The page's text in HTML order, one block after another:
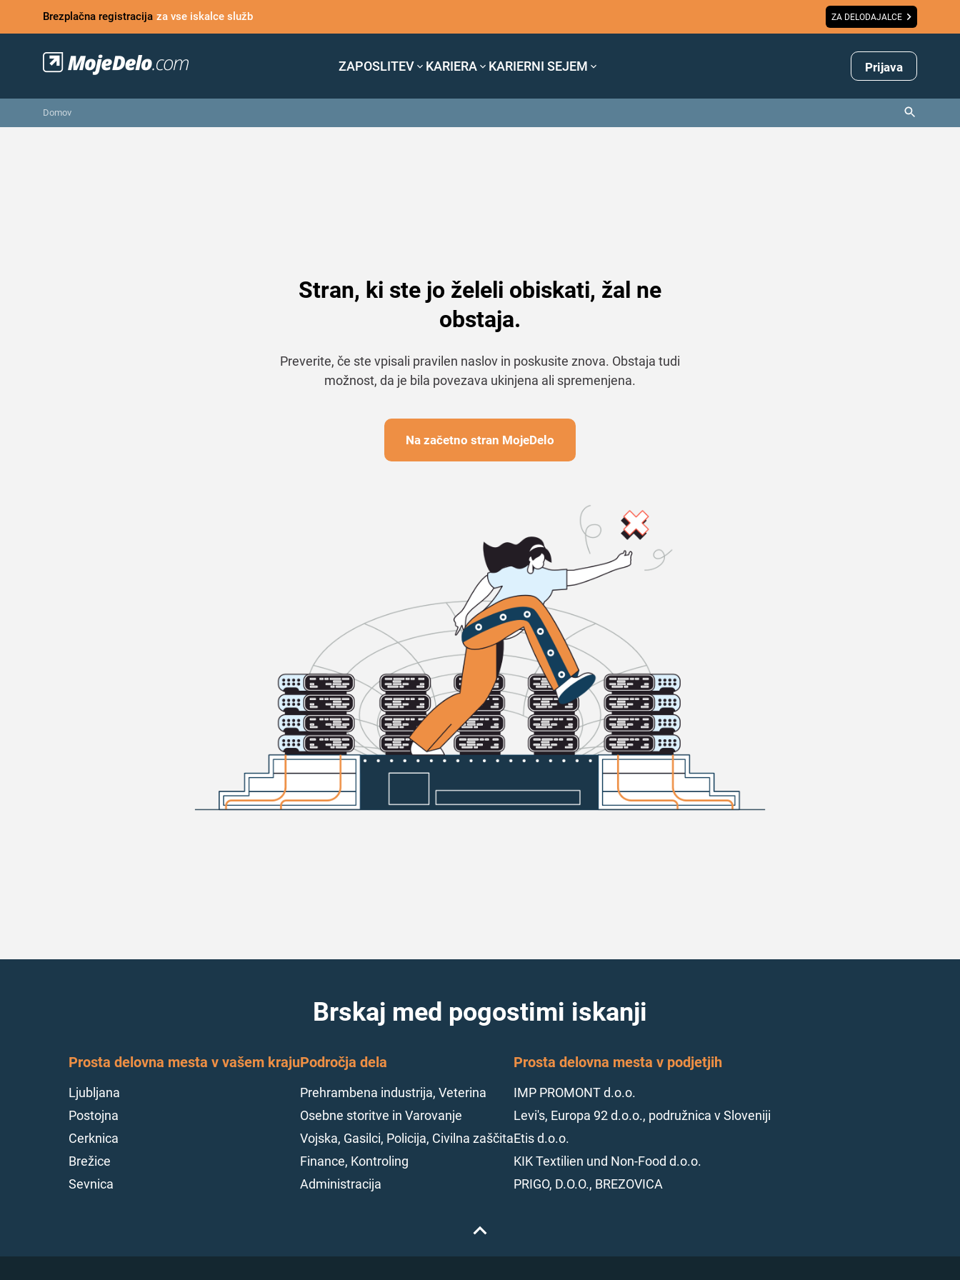
Brezplačna registracija za vse iskalce služb ZA DELODAJALCE
ZAPOSLITEV KARIERA KARIERNI SEJEM Prijava
Domov
Stran, ki ste jo želeli obiskati, žal ne
obstaja.
Preverite, če ste vpisali pravilen naslov in poskusite znova. Obstaja tudi
možnost, da je bila povezava ukinjena ali spremenjena.
Na začetno stran MojeDelo
Brskaj med pogostimi iskanji
Prosta delovna mesta v vašem kraju
Ljubljana
Postojna
Cerknica
Brežice
Sevnica
Področja dela
Prehrambena industrija, Veterina
Osebne storitve in Varovanje
Vojska, Gasilci, Policija, Civilna zaščita
Finance, Kontroling
Administracija
Prosta delovna mesta v podjetjih
IMP PROMONT d.o.o.
Levi's, Europa 92 d.o.o., podružnica v Sloveniji
Etis d.o.o.
KIK Textilien und Non-Food d.o.o.
PRIGO, D.O.O., BREZOVICA